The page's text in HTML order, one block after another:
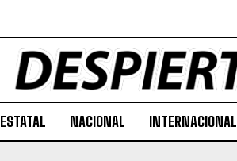
ESTATAL NACIONAL INTERNACIONAL